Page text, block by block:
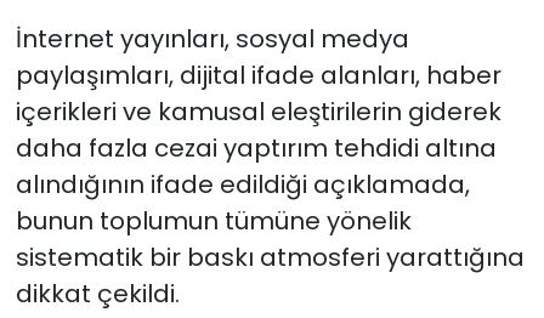
İnternet yayınları, sosyal medya
paylaşımları, dijital ifade alanları, haber
içerikleri ve kamusal eleştirilerin giderek
daha fazla cezai yaptırım tehdidi altına
alındığının ifade edildiği açıklamada,
bunun toplumun tümüne yönelik
sistematik bir baskı atmosferi yarattığına
dikkat çekildi.